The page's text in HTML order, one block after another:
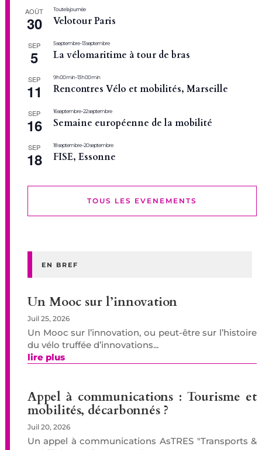
AOÛT
30
Toute la journée
Velotour Paris
SEP
5
5 septembre-13 septembre
La vélomaritime à tour de bras
SEP
11
9 h 00 min-13 h 00 min
Rencontres Vélo et mobilités, Marseille
SEP
16
16 septembre-22 septembre
Semaine européenne de la mobilité
SEP
18
18 septembre-20 septembre
FISE, Essonne
TOUS LES EVENEMENTS
EN BREF
Un Mooc sur l’innovation
Juil 25, 2026
Un Mooc sur l’innovation, ou peut-être sur l’histoire
du vélo truffée d’innovations...
lire plus
Appel à communications : Tourisme et
mobilités, décarbonnés ?
Juil 20, 2026
Un appel à communications AsTRES "Transports &